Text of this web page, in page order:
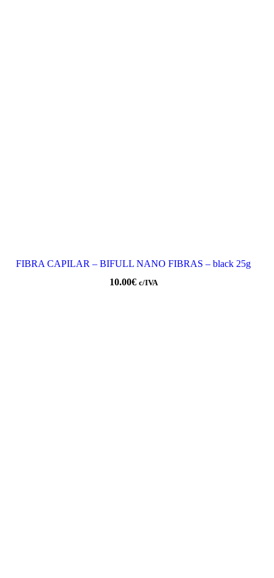
FIBRA CAPILAR – BIFULL NANO FIBRAS – black 25g
10.00€ c/IVA